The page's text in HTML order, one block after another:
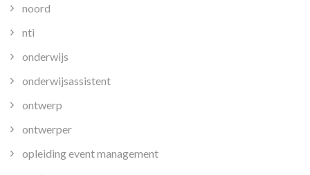
noord
nti
onderwijs
onderwijsassistent
ontwerp
ontwerper
opleiding event management